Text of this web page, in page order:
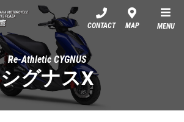
YSP三鷹
CONTACT MAP MENU
Re-Athletic CYGNUS
シグナスX